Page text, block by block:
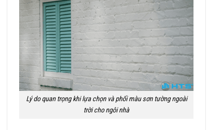
Lý do quan trọng khi lựa chọn và phối màu sơn tường ngoài
trời cho ngôi nhà